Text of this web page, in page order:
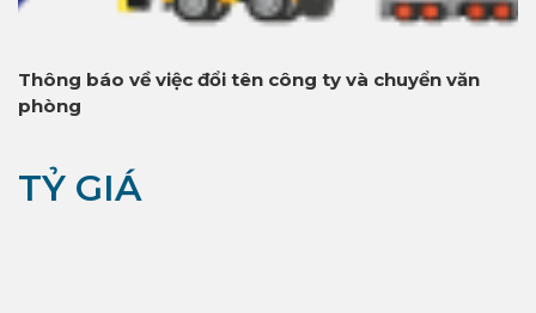
Thông báo về việc đổi tên công ty và chuyển văn
phòng
TỶ GIÁ